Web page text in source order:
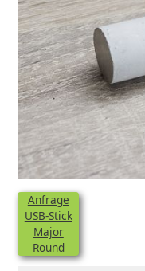
Anfrage
USB-Stick
Major
Round